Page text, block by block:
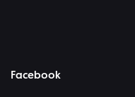
Facebook